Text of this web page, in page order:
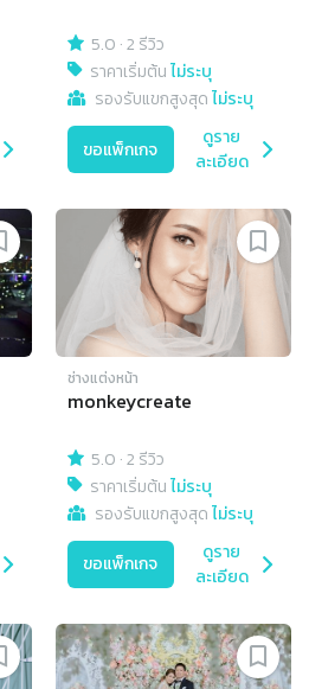
5.0 ·2 รีวิว
ราคาเริ่มต้นไม่ระบุ
รองรับแขกสูงสุดไม่ระบุ
ขอแพ็กเกจ
ดูราย
ละเอียด
ช่างแต่งหน้า
monkeycreate
5.0 ·2 รีวิว
ราคาเริ่มต้นไม่ระบุ
รองรับแขกสูงสุดไม่ระบุ
ขอแพ็กเกจ
ดูราย
ละเอียด